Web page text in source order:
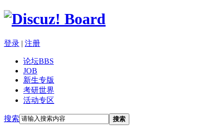
登录 | 注册
论坛BBS
JOB
新生专版
考研世界
活动专区
搜索 搜索